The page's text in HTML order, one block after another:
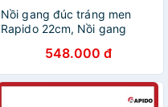
Nồi gang đúc tráng men
Rapido 22cm, Nồi gang
cho tất cả các loại bếp.
548.000 đ